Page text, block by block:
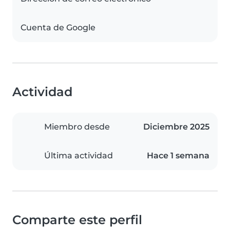
Cuenta de Google
Actividad
Miembro desde Diciembre 2025
Última actividad Hace 1 semana
Comparte este perfil